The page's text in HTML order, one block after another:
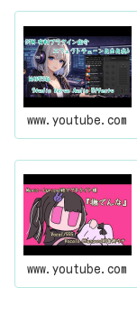
www.youtube.com
www.youtube.com